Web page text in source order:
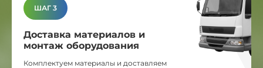
ШАГ 3
Доставка материалов и
монтаж оборудования
Комплектуем материалы и доставляем